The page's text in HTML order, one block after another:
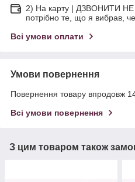
2) На карту | ДЗВОНИТИ
потрібно те, що я вибрав,
Всі умови оплати
Умови повернення
Повернення товару впродовж
Всі умови повернення
З цим товаром також